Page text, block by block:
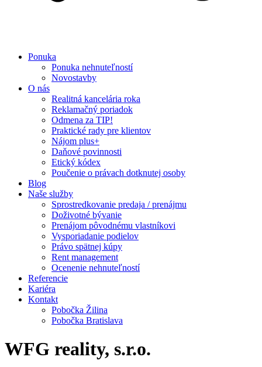
Ponuka
Ponuka nehnuteľností
Novostavby
O nás
Realitná kancelária roka
Reklamačný poriadok
Odmena za TIP!
Praktické rady pre klientov
Nájom plus+
Daňové povinnosti
Etický kódex
Poučenie o právach dotknutej osoby
Blog
Naše služby
Sprostredkovanie predaja / prenájmu
Doživotné bývanie
Prenájom pôvodnému vlastníkovi
Vysporiadanie podielov
Právo spätnej kúpy
Rent management
Ocenenie nehnuteľností
Referencie
Kariéra
Kontakt
Pobočka Žilina
Pobočka Bratislava
WFG reality, s.r.o.